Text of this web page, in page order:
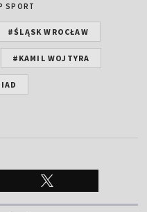
SPORT
#ŚLĄSK WROCŁAW
#KAMIL WOJTYRA